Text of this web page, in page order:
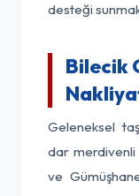
desteği
Bilecik
Geleneksel
dar merdivenli
ve